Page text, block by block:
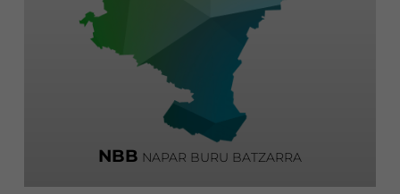
NBB NAPAR BURU BATZARRA